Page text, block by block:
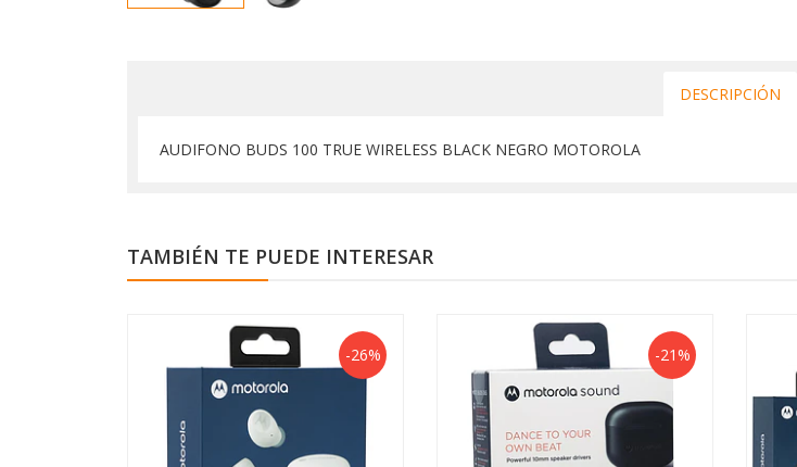
DESCRIPCIÓN
AUDIFONO BUDS 100 TRUE WIRELESS BLACK NEGRO MOTOROLA
TAMBIÉN TE PUEDE INTERESAR
-26% -21%